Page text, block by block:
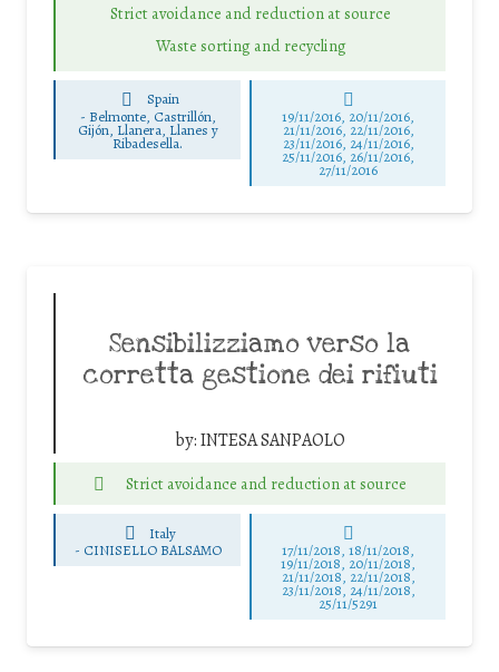
Strict avoidance and reduction at source
Waste sorting and recycling
Spain
- Belmonte, Castrillón,
Gijón, Llanera, Llanes y
Ribadesella.
19/11/2016, 20/11/2016,
21/11/2016, 22/11/2016,
23/11/2016, 24/11/2016,
25/11/2016, 26/11/2016,
27/11/2016
Sensibilizziamo verso la
corretta gestione dei rifiuti
by:INTESA SANPAOLO
Strict avoidance and reduction at source
Italy
- CINISELLO BALSAMO 17/11/2018, 18/11/2018,
19/11/2018, 20/11/2018,
21/11/2018, 22/11/2018,
23/11/2018, 24/11/2018,
25/11/5291